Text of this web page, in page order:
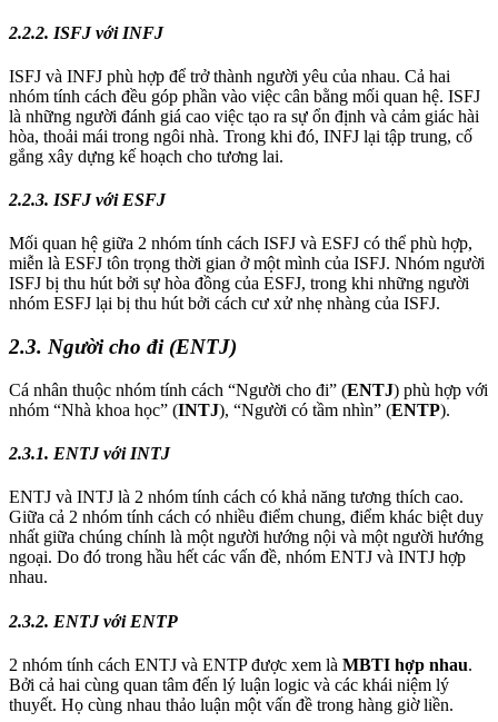
2.2.2. ISFJ với INFJ
ISFJ và INFJ phù hợp để trở thành người yêu của nhau. Cả hai
nhóm tính cách đều góp phần vào việc cân bằng mối quan hệ. ISFJ
là những người đánh giá cao việc tạo ra sự ổn định và cảm giác hài
hòa, thoải mái trong ngôi nhà. Trong khi đó, INFJ lại tập trung, cố
gắng xây dựng kế hoạch cho tương lai.
2.2.3. ISFJ với ESFJ
Mối quan hệ giữa 2 nhóm tính cách ISFJ và ESFJ có thể phù hợp,
miễn là ESFJ tôn trọng thời gian ở một mình của ISFJ. Nhóm người
ISFJ bị thu hút bởi sự hòa đồng của ESFJ, trong khi những người
nhóm ESFJ lại bị thu hút bởi cách cư xử nhẹ nhàng của ISFJ.
2.3. Người cho đi (ENTJ)
Cá nhân thuộc nhóm tính cách “Người cho đi” (ENTJ) phù hợp với
nhóm “Nhà khoa học” (INTJ), “Người có tầm nhìn” (ENTP).
2.3.1. ENTJ với INTJ
ENTJ và INTJ là 2 nhóm tính cách có khả năng tương thích cao.
Giữa cả 2 nhóm tính cách có nhiều điểm chung, điểm khác biệt duy
nhất giữa chúng chính là một người hướng nội và một người hướng
ngoại. Do đó trong hầu hết các vấn đề, nhóm ENTJ và INTJ hợp
nhau.
2.3.2. ENTJ với ENTP
2 nhóm tính cách ENTJ và ENTP được xem là MBTI hợp nhau.
Bởi cả hai cùng quan tâm đến lý luận logic và các khái niệm lý
thuyết. Họ cùng nhau thảo luận một vấn đề trong hàng giờ liền.